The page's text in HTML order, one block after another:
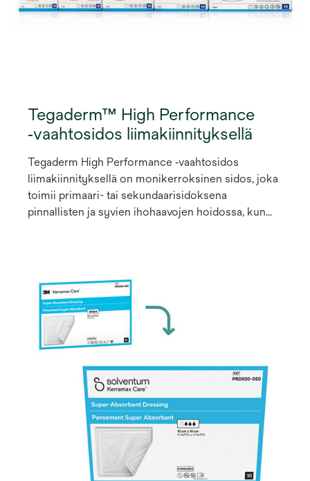
Tegaderm™ High Performance
‑vaahtosidos liimakiinnityksellä
Tegaderm High Performance ‑vaahtosidos
liimakiinnityksellä on monikerroksinen sidos, joka
toimii primaari- tai sekundaarisidoksena
pinnallisten ja syvien ihohaavojen hoidossa, kun
mahdollistamaan helppo kiinnitys yhdellä kädellä
hankaliin vartalon muotoihin, kuten kantapäähän ja
kyynärpäähän, tarvitsematta leikata sidosta.
Innovatiivinen kerroksellinen rakenne imee ja
haihduttaa kosteutta säilyttäen haavalle
vaahtosidosta liimakiinnityksellä on eri kokoja ja
muotoja, kuten soikea ja ikkunallinen.